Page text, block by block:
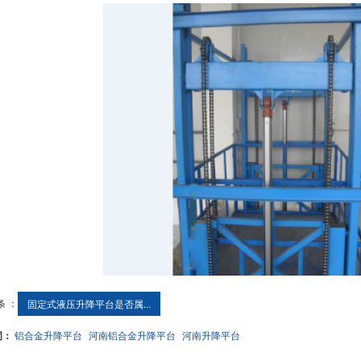
： 固定式液压升降平台是否属...
铝合金升降平台 河南铝合金升降平台 河南升降平台